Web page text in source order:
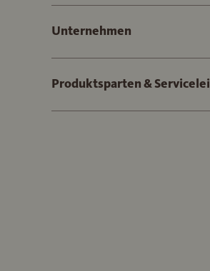
Unternehmen
Produktsparten &